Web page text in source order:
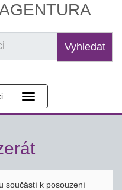
Vyhledat
součástí k posouzení